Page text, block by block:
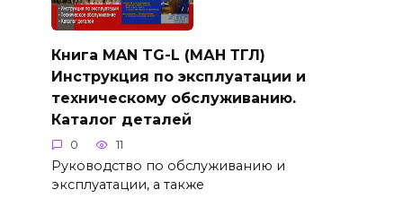
Книга MAN TG-L (МАН ТГЛ)
Инструкция по эксплуатации и
техническому обслуживанию.
Каталог деталей
0 11
Руководство по обслуживанию и
эксплуатации, а также